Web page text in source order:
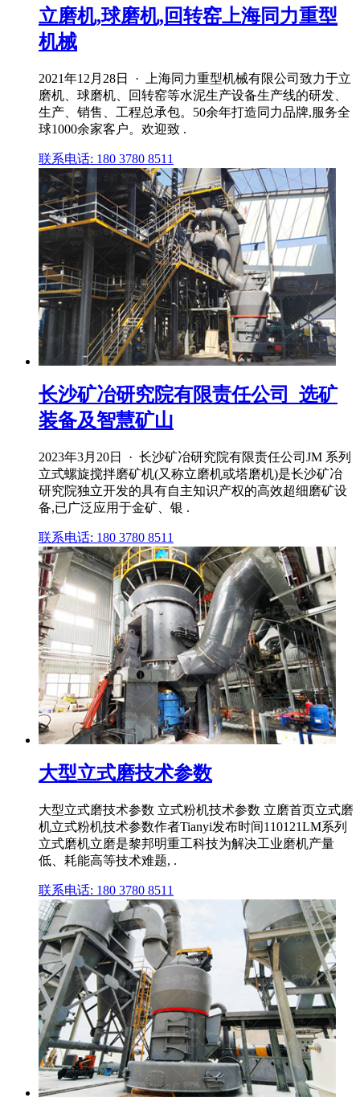
立磨机,球磨机,回转窑上海同力重型
机械
2021年12月28日 · 上海同力重型机械有限公司致力于立
磨机、球磨机、回转窑等水泥生产设备生产线的研发、
生产、销售、工程总承包。50余年打造同力品牌,服务全
球1000余家客户。欢迎致 .
联系电话: 180 3780 8511
长沙矿冶研究院有限责任公司_选矿
装备及智慧矿山
2023年3月20日 · 长沙矿冶研究院有限责任公司JM 系列
立式螺旋搅拌磨矿机(又称立磨机或塔磨机)是长沙矿冶
研究院独立开发的具有自主知识产权的高效超细磨矿设
备,已广泛应用于金矿、银 .
联系电话: 180 3780 8511
大型立式磨技术参数
大型立式磨技术参数 立式粉机技术参数 立磨首页立式磨
机立式粉机技术参数作者Tianyi发布时间110121LM系列
立式磨机立磨是黎邦明重工科技为解决工业磨机产量
低、耗能高等技术难题, .
联系电话: 180 3780 8511